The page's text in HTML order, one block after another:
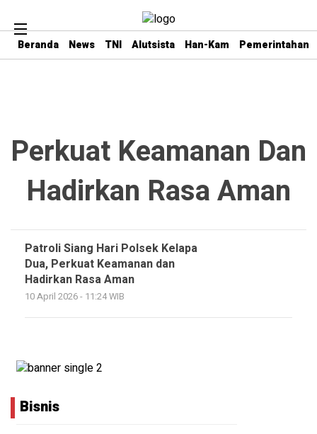
Beranda News TNI Alutsista Han-Kam Pemerintahan
Perkuat Keamanan Dan
Hadirkan Rasa Aman
Patroli Siang Hari Polsek Kelapa
Dua, Perkuat Keamanan dan
Hadirkan Rasa Aman
10 April 2026 - 11:24 WIB
Bisnis